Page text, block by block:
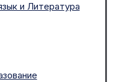
и Литература